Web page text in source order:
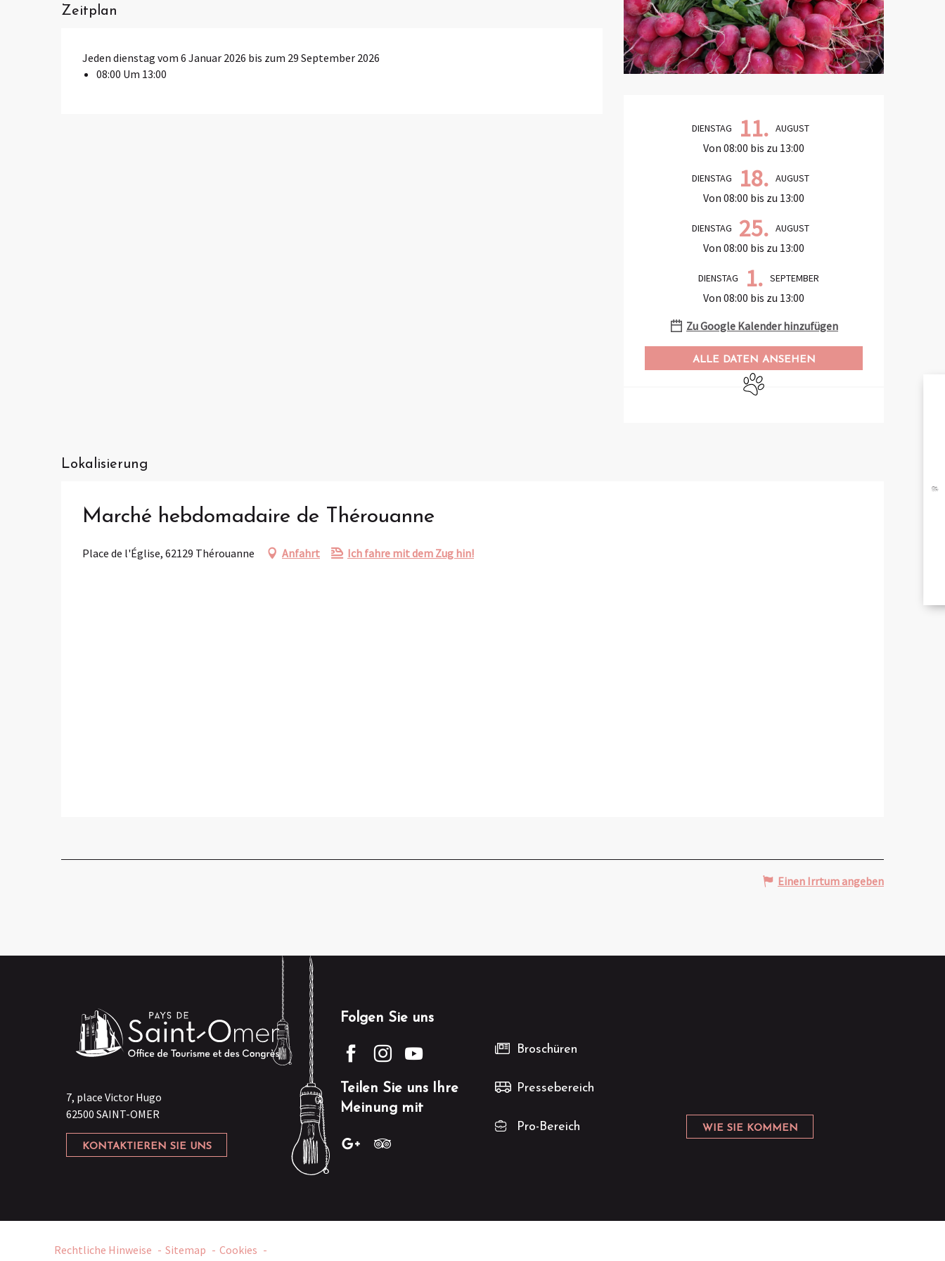
DIENSTAG 11. AUGUST
Von 08:00 bis zu 13:00
DIENSTAG 18. AUGUST
Von 08:00 bis zu 13:00
DIENSTAG 25. AUGUST
Von 08:00 bis zu 13:00
DIENSTAG 1. SEPTEMBER
Von 08:00 bis zu 13:00
Zu Google Kalender hinzufügen
ALLE DATEN ANSEHEN
Tiere erlaubt
Zeitplan
Jeden dienstag vom 6 Januar 2026 bis zum 29 September 2026
08:00 Um 13:00
Lokalisierung
Marché hebdomadaire de Thérouanne
Place de l'Église, 62129 Thérouanne Anfahrt Ich fahre mit dem Zug hin!
Einen Irrtum angeben
7, place Victor Hugo
62500 SAINT-OMER
KONTAKTIEREN SIE UNS
Folgen Sie uns
Teilen Sie uns Ihre
Meinung mit
Broschüren
Pressebereich
Pro-Bereich WIE SIE KOMMEN
Rechtliche Hinweise Sitemap
Cookies